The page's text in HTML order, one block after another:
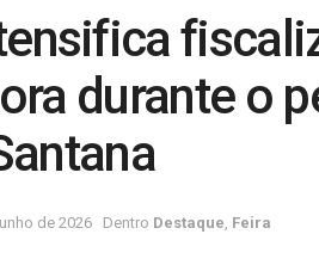
durante o
de 2026 Dentro Destaque Feira